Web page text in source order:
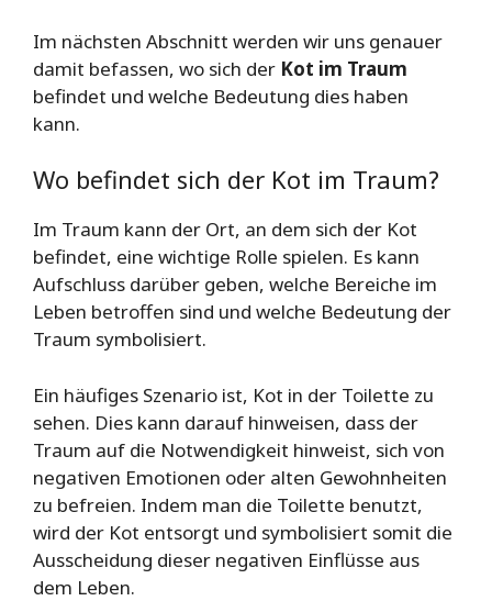
Im nächsten Abschnitt werden wir uns genauer
damit befassen, wo sich der Kot im Traum
befindet und welche Bedeutung dies haben
kann.
Wo befindet sich der Kot im Traum?
Im Traum kann der Ort, an dem sich der Kot
befindet, eine wichtige Rolle spielen. Es kann
Aufschluss darüber geben, welche Bereiche im
Leben betroffen sind und welche Bedeutung der
Traum symbolisiert.
Ein häufiges Szenario ist, Kot in der Toilette zu
sehen. Dies kann darauf hinweisen, dass der
Traum auf die Notwendigkeit hinweist, sich von
negativen Emotionen oder alten Gewohnheiten
zu befreien. Indem man die Toilette benutzt,
wird der Kot entsorgt und symbolisiert somit die
Ausscheidung dieser negativen Einflüsse aus
dem Leben.